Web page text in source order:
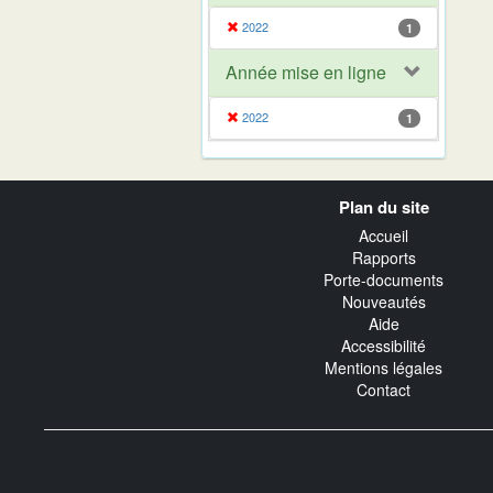
2022 1
Année mise en ligne
2022 1
Plan du site
Accueil
Rapports
Porte-documents
Nouveautés
Aide
Accessibilité
Mentions légales
Contact